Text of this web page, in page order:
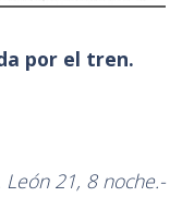
por el tren.
21, 8 noche.-